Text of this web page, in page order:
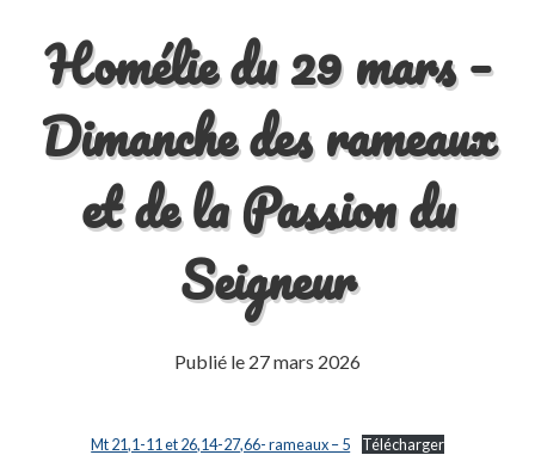
Homélie du 29 mars –
Dimanche des rameaux
et de la Passion du
Seigneur
Publié le 27 mars 2026
Mt 21,1-11 et 26,14-27,66- rameaux – 5 Télécharger